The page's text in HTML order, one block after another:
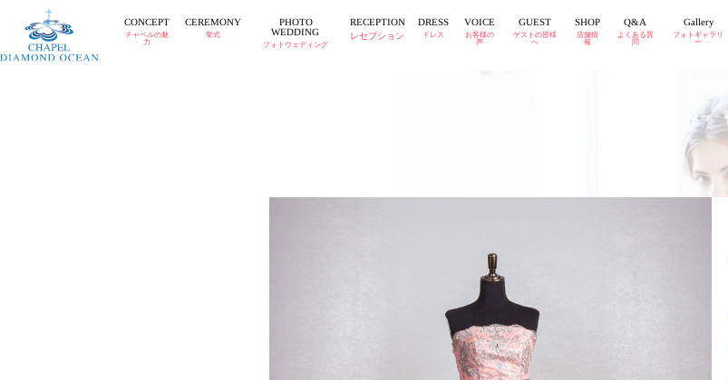
CONCEPT
チャペルの魅
力
CEREMONY
挙式
PHOTO
WEDDING
フォトウェディング
RECEPTION
レセプション
DRESS
ドレス
VOICE
お客様の
声
GUEST
ゲストの皆様
へ
SHOP
店舗情
報
Q&A
よくある質
問
Gallery
フォトギャラリ
ー